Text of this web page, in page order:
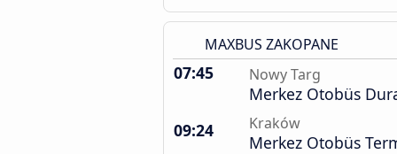
MAXBUS ZAKOPANE
07:45 Nowy Targ
Merkez Otobüs
09:24
Kraków
Merkez Otobüs